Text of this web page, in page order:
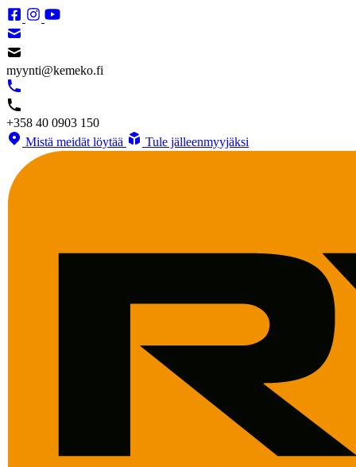
myynti@kemeko.fi
+358 40 0903 150
Mistä meidät löytää
Tule jälleenmyyjäksi